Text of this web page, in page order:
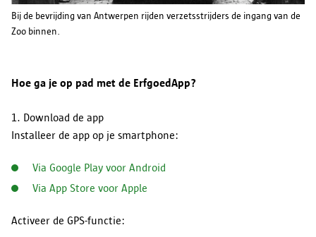
Bij de bevrijding van Antwerpen rijden verzetsstrijders de ingang van de
Zoo binnen.
Hoe ga je op pad met de ErfgoedApp?
1. Download de app
Installeer de app op je smartphone:
Via Google Play voor Android
Via App Store voor Apple
Activeer de GPS-functie: